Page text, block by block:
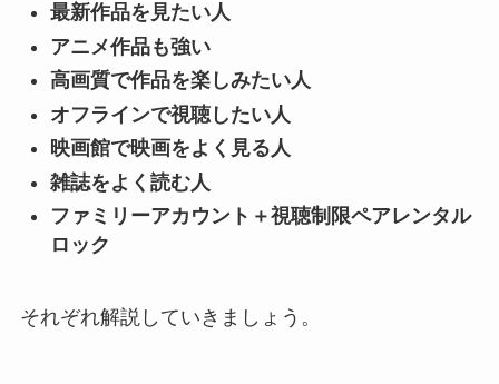
最新作品を見たい人
アニメ作品も強い
高画質で作品を楽しみたい人
オフラインで視聴したい人
映画館で映画をよく見る人
雑誌をよく読む人
ファミリーアカウント＋視聴制限ペアレンタル
ロック
それぞれ解説していきましょう。